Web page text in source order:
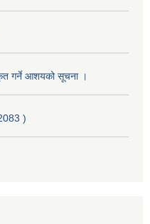
गर्ने आशयको सूचना ।
)